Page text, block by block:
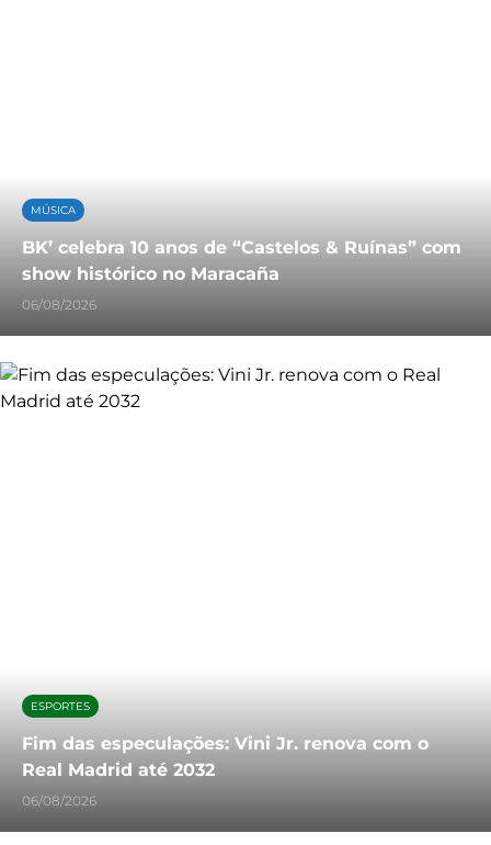
MÚSICA
BK’ celebra 10 anos de “Castelos & Ruínas” com
show histórico no Maracaña
06/08/2026
ESPORTES
Fim das especulações: Vini Jr. renova com o
Real Madrid até 2032
06/08/2026